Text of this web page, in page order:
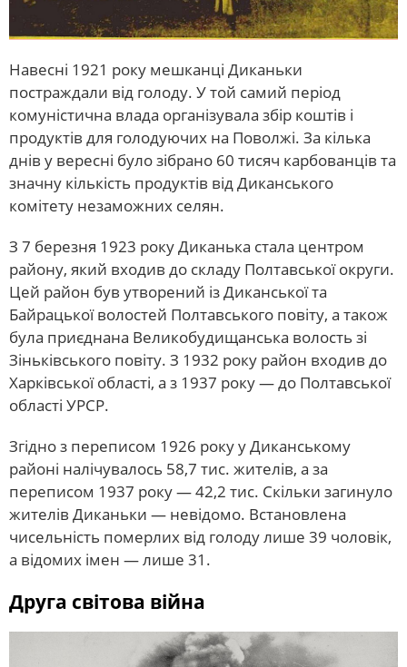
Навесні 1921 року мешканці Диканьки
постраждали від голоду. У той самий період
комуністична влада організувала збір коштів і
продуктів для голодуючих на Поволжі. За кілька
днів у вересні було зібрано 60 тисяч карбованців та
значну кількість продуктів від Диканського
комітету незаможних селян.
З 7 березня 1923 року Диканька стала центром
району, який входив до складу Полтавської округи.
Цей район був утворений із Диканської та
Байрацької волостей Полтавського повіту, а також
була приєднана Великобудищанська волость зі
Зіньківського повіту. З 1932 року район входив до
Харківської області, а з 1937 року — до Полтавської
області УРСР.
Згідно з переписом 1926 року у Диканському
районі налічувалось 58,7 тис. жителів, а за
переписом 1937 року — 42,2 тис. Скільки загинуло
жителів Диканьки — невідомо. Встановлена
чисельність померлих від голоду лише 39 чоловік,
а відомих імен — лише 31.
Друга світова війна